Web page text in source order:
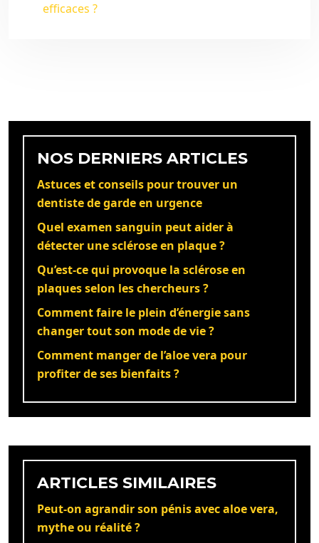
efficaces ?
NOS DERNIERS ARTICLES
Astuces et conseils pour trouver un
dentiste de garde en urgence
Quel examen sanguin peut aider à
détecter une sclérose en plaque ?
Qu’est-ce qui provoque la sclérose en
plaques selon les chercheurs ?
Comment faire le plein d’énergie sans
changer tout son mode de vie ?
Comment manger de l’aloe vera pour
profiter de ses bienfaits ?
ARTICLES SIMILAIRES
Peut-on agrandir son pénis avec aloe vera,
mythe ou réalité ?